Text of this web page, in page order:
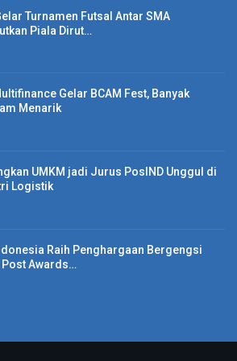
Turnamen Futsal Antar SMA
Piala Dirut…
Gelar BCAM Fest, Banyak
Menarik
UMKM jadi Jurus PosIND Unggul di
Logistik
Raih Penghargaan Bergengsi
Awards…